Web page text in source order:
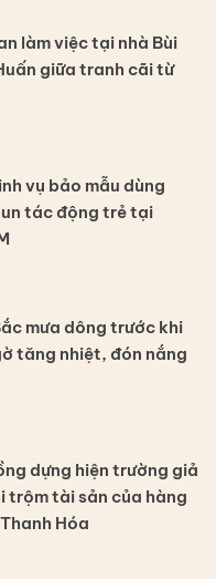
làm việc tại nhà Bùi
giữa tranh cãi từ
vụ bảo mẫu dùng
tác động trẻ tại
mưa dông trước khi
tăng nhiệt, đón nắng
dựng hiện trường giả
trộm tài sản của hàng
Hóa